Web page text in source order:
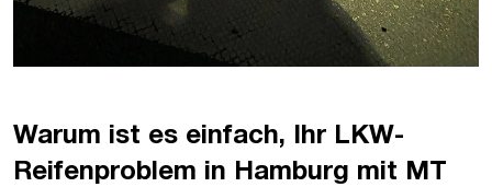
Warum ist es einfach, Ihr LKW-
Reifenproblem in Hamburg mit MT